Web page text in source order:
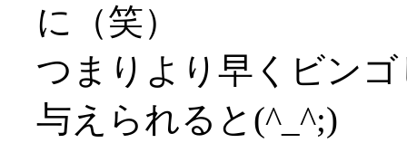
に（笑）
つまりより早くビン
与えられると(^_^;)